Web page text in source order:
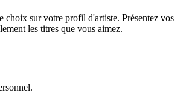
choix sur votre profil d'artiste. Présentez vos
les titres que vous aimez.